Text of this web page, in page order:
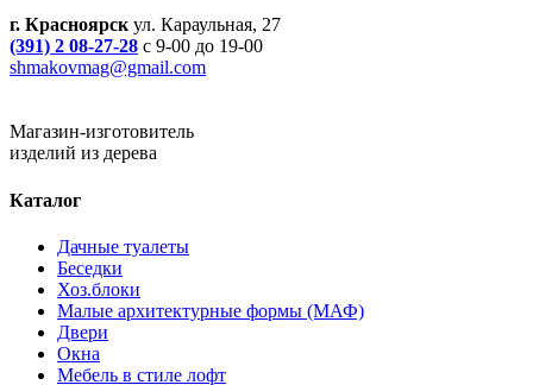
г. Красноярскул. Караульная, 27
(391) 2 08-27-28 с 9-00 до 19-00
shmakovmag@gmail.com
Магазин-изготовитель
изделий из дерева
Каталог
Дачные туалеты
Беседки
Хоз.блоки
Малые архитектурные формы (МАФ)
Двери
Окна
Мебель в стиле лофт